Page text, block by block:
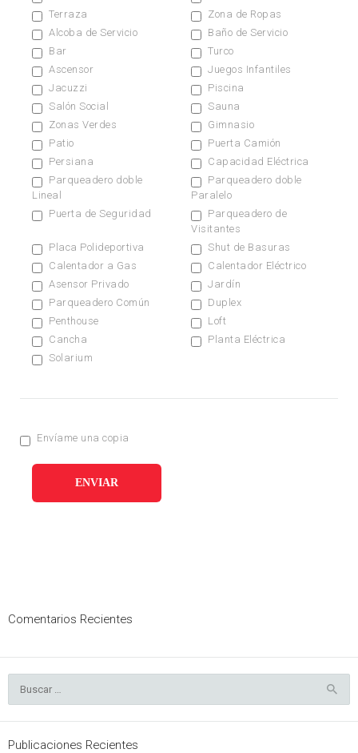
Terraza
Zona de Ropas
Alcoba de Servicio
Baño de Servicio
Bar
Turco
Ascensor
Juegos Infantiles
Jacuzzi
Piscina
Salón Social
Sauna
Zonas Verdes
Gimnasio
Patio
Puerta Camión
Persiana
Capacidad Eléctrica
Parqueadero doble
Lineal
Parqueadero doble
Paralelo
Puerta de Seguridad
Parqueadero de
Visitantes
Placa Polideportiva
Shut de Basuras
Calentador a Gas
Calentador Eléctrico
Asensor Privado
Jardín
Parqueadero Común
Duplex
Penthouse
Loft
Cancha
Planta Eléctrica
Solarium
Envíame una copia
ENVIAR
Comentarios Recientes
Publicaciones Recientes